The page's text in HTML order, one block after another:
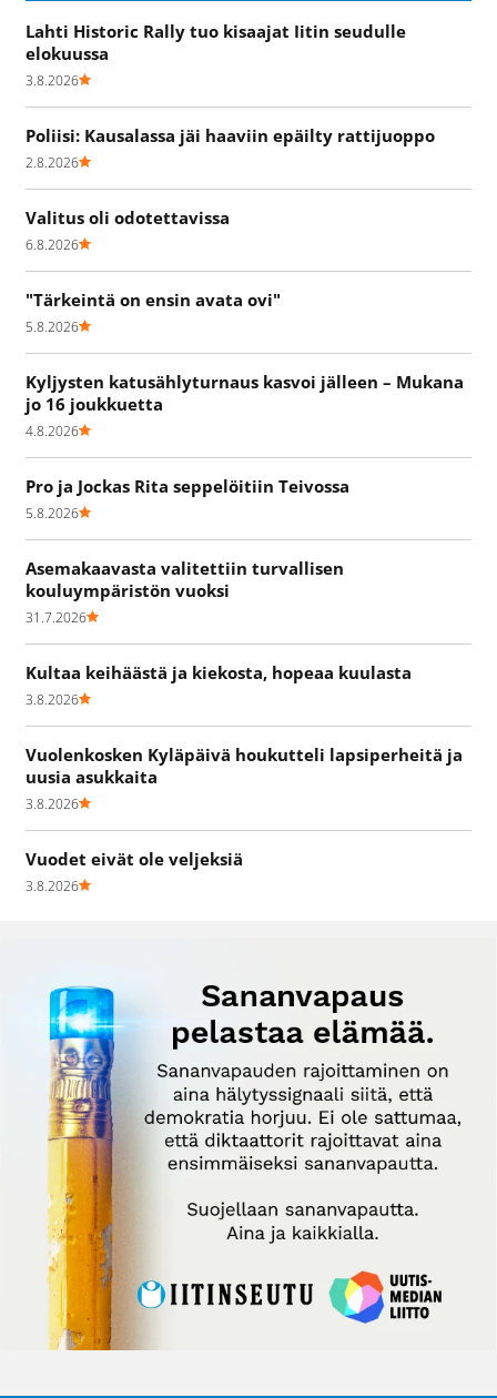
Lahti Historic Rally tuo kisaajat Iitin seudulle
elokuussa
3.8.2026
Poliisi: Kausalassa jäi haaviin epäilty rattijuoppo
2.8.2026
Valitus oli odotettavissa
6.8.2026
"Tärkeintä on ensin avata ovi"
5.8.2026
Kyljysten katusählyturnaus kasvoi jälleen – Mukana
jo 16 joukkuetta
4.8.2026
Pro ja Jockas Rita seppelöitiin Teivossa
5.8.2026
Asemakaavasta valitettiin turvallisen
kouluympäristön vuoksi
31.7.2026
Kultaa keihäästä ja kiekosta, hopeaa kuulasta
3.8.2026
Vuolenkosken Kyläpäivä houkutteli lapsiperheitä ja
uusia asukkaita
3.8.2026
Vuodet eivät ole veljeksiä
3.8.2026